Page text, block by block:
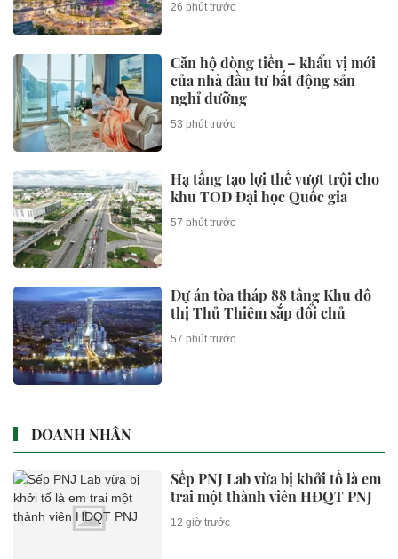
26 phút trước
Căn hộ dòng tiền – khẩu vị mới
của nhà đầu tư bất động sản
nghỉ dưỡng
53 phút trước
Hạ tầng tạo lợi thế vượt trội cho
khu TOD Đại học Quốc gia
57 phút trước
Dự án tòa tháp 88 tầng Khu đô
thị Thủ Thiêm sắp đổi chủ
57 phút trước
DOANH NHÂN
Sếp PNJ Lab vừa bị khởi tố là em
trai một thành viên HĐQT PNJ
12 giờ trước